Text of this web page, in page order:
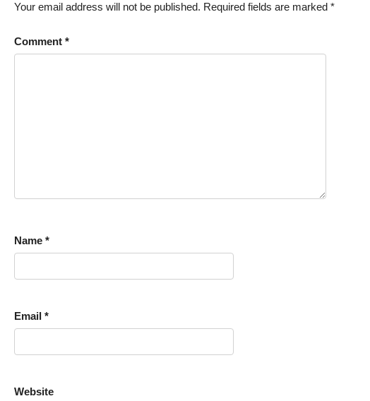
Your email address will not be published. Required fields are marked *
Comment *
Name *
Email *
Website